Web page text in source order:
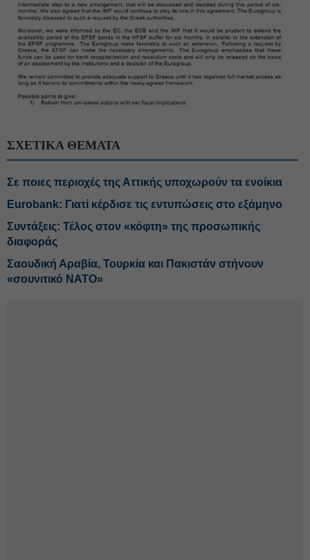
ΣΧΕΤΙΚΑ ΘΕΜΑΤΑ
Σε ποιες περιοχές της Αττικής υποχωρούν τα ενοίκια
Eurobank: Γιατί κέρδισε τις εντυπώσεις στο εξάμηνο
Συντάξεις: Τέλος στον «κόφτη» της προσωπικής
διαφοράς
Σαουδική Αραβία, Τουρκία και Πακιστάν στήνουν
«σουνιτικό ΝΑΤΟ»